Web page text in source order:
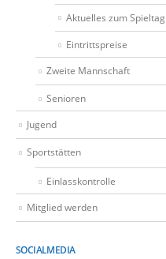
Aktuelles zum Spieltag
Eintrittspreise
Zweite Mannschaft
Senioren
Jugend
Sportstätten
Einlasskontrolle
Mitglied werden
SOCIALMEDIA